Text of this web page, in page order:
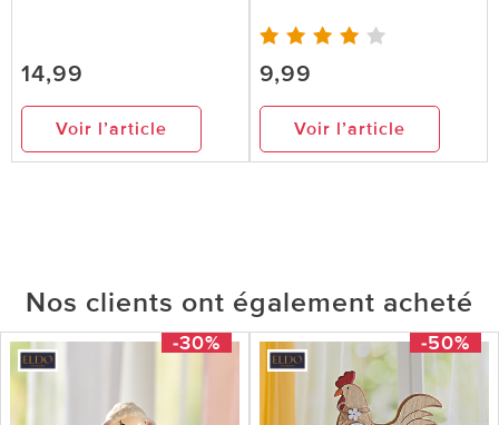
14,99
Voir l’article
9,99
Voir l’article
Nos clients ont également acheté
-30% -50%